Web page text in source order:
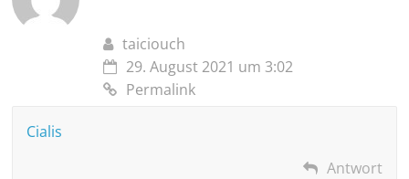
taiciouch
29. August 2021 um 3:02
Permalink
Cialis
Antwort